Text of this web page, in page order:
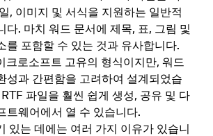
, 이미지 및 서식을 지원하는 일반적
다. 마치 워드 문서에 제목, 표, 그림 및
를 포함할 수 있는 것과 유사합니다.
크로소프트 고유의 형식이지만, 워드
성과 간편함을 고려하여 설계되었습
파일을 훨씬 쉽게 생성, 공유 및 다
트웨어에서 열 수 있습니다.
있는 데에는 여러 가지 이유가 있습니